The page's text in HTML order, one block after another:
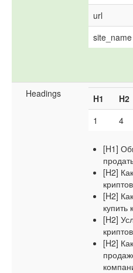
url
site_name
Headings H1 H2
1
4
[H1]
[H2]
[H2]
купить
[H2]
[H2]